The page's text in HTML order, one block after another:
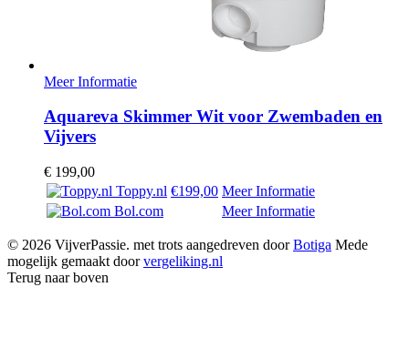
Meer Informatie
Aquareva Skimmer Wit voor Zwembaden en
Vijvers
€ 199,00
Toppy.nl €199,00 Meer Informatie
Bol.com
Meer Informatie
© 2026 VijverPassie. met trots aangedreven doorBotiga Mede
mogelijk gemaakt doorvergeliking.nl
Terug naar boven